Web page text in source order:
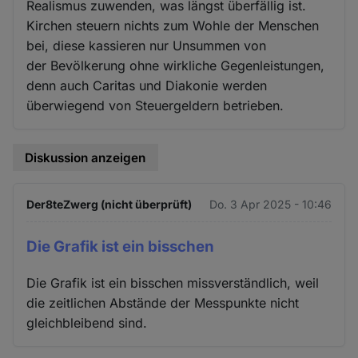
Realismus zuwenden, was längst überfällig ist.
Kirchen steuern nichts zum Wohle der Menschen
bei, diese kassieren nur Unsummen von
der Bevölkerung ohne wirkliche Gegenleistungen,
denn auch Caritas und Diakonie werden
überwiegend von Steuergeldern betrieben.
Diskussion anzeigen
Der8teZwerg (nicht überprüft) Do. 3 Apr 2025 - 10:46
Die Grafik ist ein bisschen
Die Grafik ist ein bisschen missverständlich, weil
die zeitlichen Abstände der Messpunkte nicht
gleichbleibend sind.